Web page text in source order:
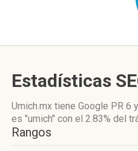
Estadísticas
Umich.mx tiene Google PR 6
es "umich" con el 2.83% del
Rangos